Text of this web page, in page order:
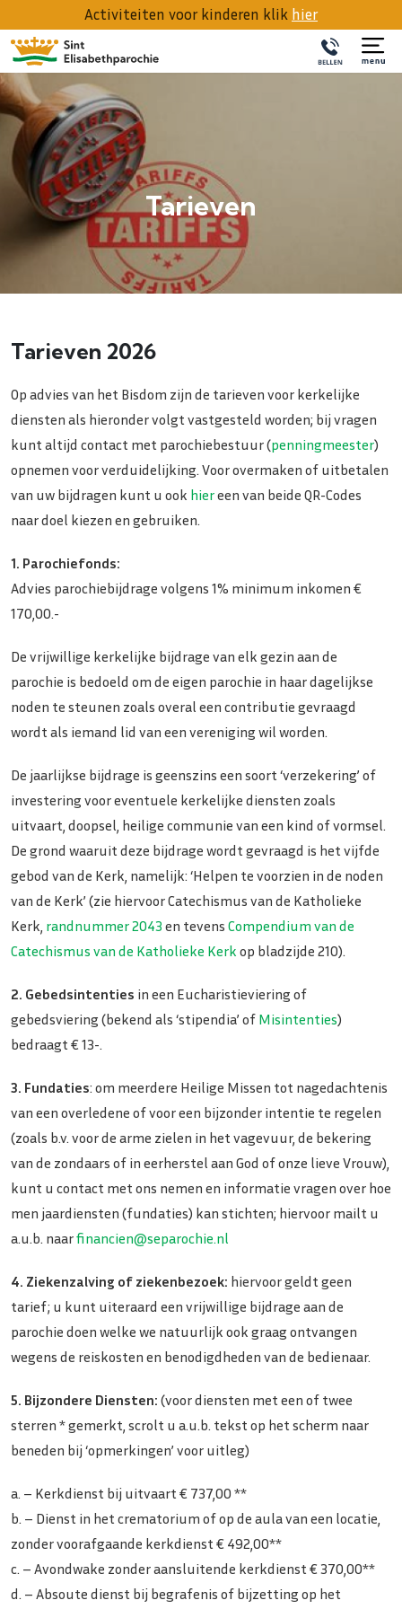
Activiteiten voor kinderen klik hier
Tarieven
Tarieven 2026
Op advies van het Bisdom zijn de tarieven voor kerkelijke
diensten als hieronder volgt vastgesteld worden; bij vragen
kunt altijd contact met parochiebestuur (penningmeester)
opnemen voor verduidelijking. Voor overmaken of uitbetalen
van uw bijdragen kunt u ook hiereen van beide QR-Codes
naar doel kiezen en gebruiken.
1. Parochiefonds:
Advies parochiebijdrage volgens 1% minimum inkomen €
170,00.-
De vrijwillige kerkelijke bijdrage van elk gezin aan de
parochie is bedoeld om de eigen parochie in haar dagelijkse
noden te steunen zoals overal een contributie gevraagd
wordt als iemand lid van een vereniging wil worden.
De jaarlijkse bijdrage is geenszins een soort ‘verzekering’ of
investering voor eventuele kerkelijke diensten zoals
uitvaart, doopsel, heilige communie van een kind of vormsel.
De grond waaruit deze bijdrage wordt gevraagd is het vijfde
gebod van de Kerk, namelijk: ‘Helpen te voorzien in de noden
van de Kerk’ (zie hiervoor Catechismus van de Katholieke
Kerk, randnummer 2043 en tevens Compendium van de
Catechismus van de Katholieke Kerk op bladzijde 210).
2. Gebedsintenties in een Eucharistieviering of
gebedsviering (bekend als ‘stipendia’ of Misintenties)
bedraagt € 13-.
3. Fundaties: om meerdere Heilige Missen tot nagedachtenis
van een overledene of voor een bijzonder intentie te regelen
(zoals b.v. voor de arme zielen in het vagevuur, de bekering
van de zondaars of in eerherstel aan God of onze lieve Vrouw),
kunt u contact met ons nemen en informatie vragen over hoe
men jaardiensten (fundaties) kan stichten; hiervoor mailt u
a.u.b. naarfinancien@separochie.nl
4. Ziekenzalving of ziekenbezoek: hiervoor geldt geen
tarief; u kunt uiteraard een vrijwillige bijdrage aan de
parochie doen welke we natuurlijk ook graag ontvangen
wegens de reiskosten en benodigdheden van de bedienaar.
5. Bijzondere Diensten: (voor diensten met een of twee
sterren * gemerkt, scrolt u a.u.b. tekst op het scherm naar
beneden bij ‘opmerkingen’ voor uitleg)
a. – Kerkdienst bij uitvaart € 737,00 **
b. – Dienst in het crematorium of op de aula van een locatie,
zonder voorafgaande kerkdienst € 492,00**
c. – Avondwake zonder aansluitende kerkdienst € 370,00**
d. – Absoute dienst bij begrafenis of bijzetting op het